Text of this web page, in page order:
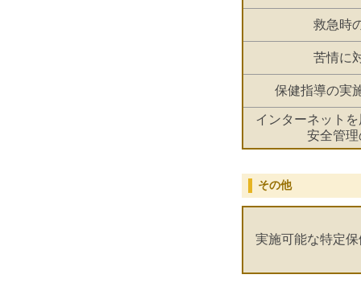
救急時
苦情に
保健指導の実
インターネット
安全管
その他
実施可能な特定